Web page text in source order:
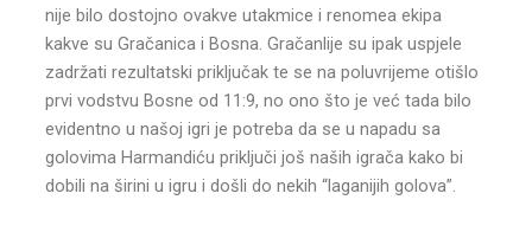
nije bilo dostojno ovakve utakmice i renomea ekipa
kakve su Gračanica i Bosna. Gračanlije su ipak uspjele
zadržati rezultatski priključak te se na poluvrijeme otišlo
prvi vodstvu Bosne od 11:9, no ono što je već tada bilo
evidentno u našoj igri je potreba da se u napadu sa
golovima Harmandiću priključi još naših igrača kako bi
dobili na širini u igru i došli do nekih “laganijih golova”.